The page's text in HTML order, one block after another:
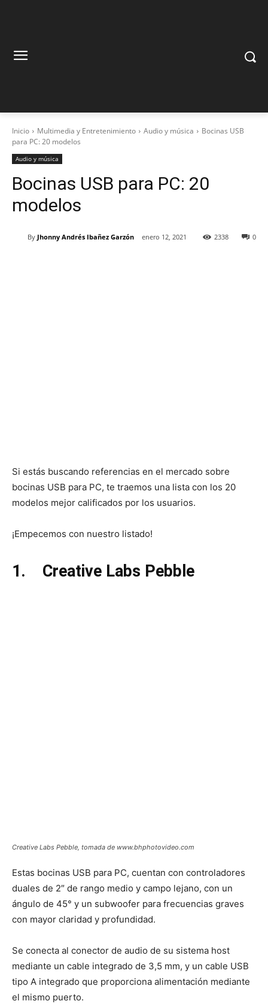
Inicio Multimedia y Entretenimiento Audio y música
Bocinas USB
para PC: 20 modelos
Audio y música
Bocinas USB para PC: 20
modelos
By Jhonny Andrés Ibañez Garzón enero 12, 2021 0
2338
Si estás buscando referencias en el mercado sobre
bocinas USB para PC, te traemos una lista con los 20
modelos mejor calificados por los usuarios.
¡Empecemos con nuestro listado!
1. Creative Labs Pebble
Creative Labs Pebble, tomada de www.bhphotovideo.com
Estas bocinas USB para PC, cuentan con controladores
duales de 2″ de rango medio y campo lejano, con un
ángulo de 45° y un subwoofer para frecuencias graves
con mayor claridad y profundidad.
Se conecta al conector de audio de su sistema host
mediante un cable integrado de 3,5 mm, y un cable USB
tipo A integrado que proporciona alimentación mediante
el mismo puerto.